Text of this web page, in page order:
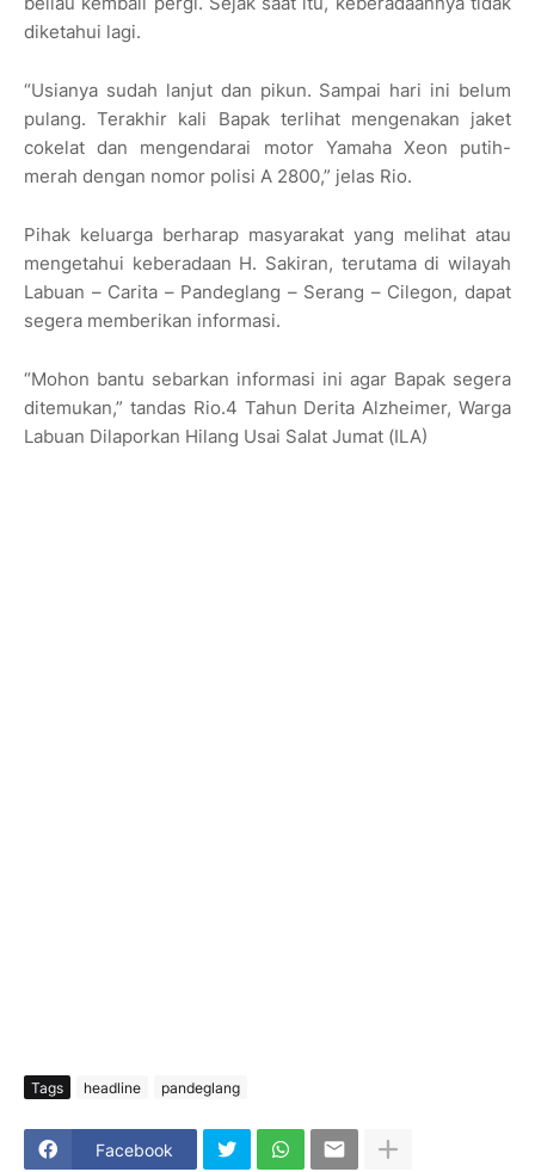
diketahui lagi.
“Usianya sudah lanjut dan pikun. Sampai hari ini belum
pulang. Terakhir kali Bapak terlihat mengenakan jaket
cokelat dan mengendarai motor Yamaha Xeon putih-
merah dengan nomor polisi A 2800,” jelas Rio.
Pihak keluarga berharap masyarakat yang melihat atau
mengetahui keberadaan H. Sakiran, terutama di wilayah
Labuan – Carita – Pandeglang – Serang – Cilegon, dapat
segera memberikan informasi.
“Mohon bantu sebarkan informasi ini agar Bapak segera
ditemukan,” tandas Rio.4 Tahun Derita Alzheimer, Warga
Labuan Dilaporkan Hilang Usai Salat Jumat (ILA)
Tags headline pandeglang
Facebook